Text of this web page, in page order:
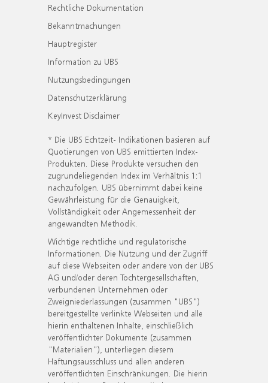
Rechtliche Dokumentation
Bekanntmachungen
Hauptregister
Information zu UBS
Nutzungsbedingungen
Datenschutzerklärung
KeyInvest Disclaimer
* Die UBS Echtzeit- Indikationen basieren auf
Quotierungen von UBS emittierten Index-
Produkten. Diese Produkte versuchen den
zugrundeliegenden Index im Verhältnis 1:1
nachzufolgen. UBS übernimmt dabei keine
Gewährleistung für die Genauigkeit,
Vollständigkeit oder Angemessenheit der
angewandten Methodik.
Wichtige rechtliche und regulatorische
Informationen. Die Nutzung und der Zugriff
auf diese Webseiten oder andere von der UBS
AG und/oder deren Tochtergesellschaften,
verbundenen Unternehmen oder
Zweigniederlassungen (zusammen "UBS")
bereitgestellte verlinkte Webseiten und alle
hierin enthaltenen Inhalte, einschließlich
veröffentlichter Dokumente (zusammen
"Materialien"), unterliegen diesem
Haftungsausschluss und allen anderen
veröffentlichten Einschränkungen. Die hierin